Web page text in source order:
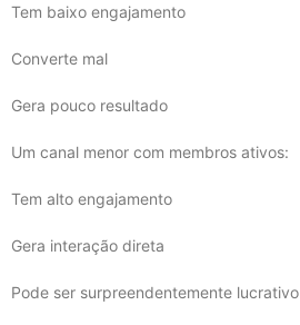
Tem baixo engajamento
Converte mal
Gera pouco resultado
Um canal menor com membros ativos:
Tem alto engajamento
Gera interação direta
Pode ser surpreendentemente lucrativo